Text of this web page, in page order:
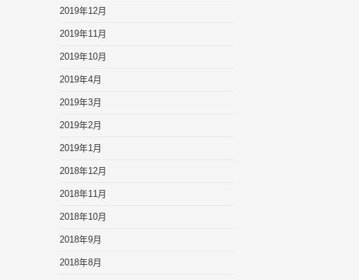
2019年12月
2019年11月
2019年10月
2019年4月
2019年3月
2019年2月
2019年1月
2018年12月
2018年11月
2018年10月
2018年9月
2018年8月